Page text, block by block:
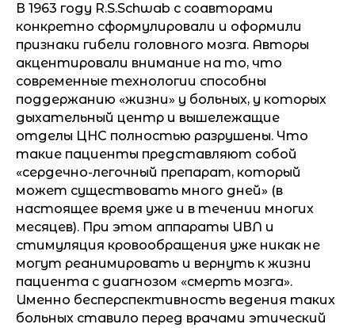
В 1963 году R.S.Schwab с соавторами
конкретно сформулировали и оформили
признаки гибели головного мозга. Авторы
акцентировали внимание на то, что
современные технологии способны
поддержанию «жизни» у больных, у которых
дыхательный центр и вышележащие
отделы ЦНС полностью разрушены. Что
такие пациенты представляют собой
«сердечно-легочный препарат, который
может существовать много дней» (в
настоящее время уже и в течении многих
месяцев). При этом аппараты ИВЛ и
стимуляция кровообращения уже никак не
могут реанимировать и вернуть к жизни
пациента с диагнозом «смерть мозга».
Именно бесперспективность ведения таких
больных ставило перед врачами этический